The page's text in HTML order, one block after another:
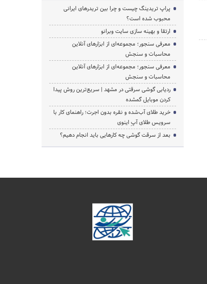
پراپ تریدینگ چیست و چرا بین تریدرهای ایرانی
محبوب شده است؟
ارتقا و بهینه سازی سایت وبرانو
معرفی سنجور؛ مجموعه‌ای از ابزارهای آنلاین
محاسبات و سنجش
معرفی سنجور؛ مجموعه‌ای از ابزارهای آنلاین
محاسبات و سنجش
ردیابی گوشی سرقتی در مشهد | سریع‌ترین روش پیدا
کردن موبایل گمشده
خرید طلای آب‌شده و نقره بدون اجرت؛ راهنمای کار با
سرویس طلای آپِ اینوی
بعد از سرقت گوشی چه کارهایی باید انجام دهیم؟